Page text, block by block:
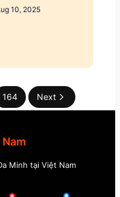
10, 2025
164 Next
Minh tại Việt Nam